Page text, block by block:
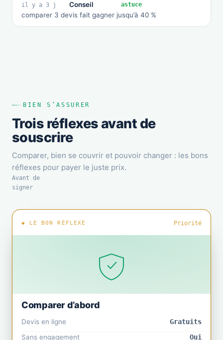
il y a 3 j
Conseil
comparer 3 devis fait gagner jusqu’à 40 %
astuce
BIEN S’ASSURER
Trois réflexes avant de
souscrire
Comparer, bien se couvrir et pouvoir changer : les bons
réflexes pour payer le juste prix.
Avant de
signer
◆ LE BON RÉFLEXE Priorité
Comparer d’abord
Devis en ligne
Gratuits
Sans engagement
Oui